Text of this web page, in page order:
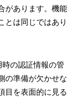
があります。機能
とは同じではあり
の認証情報の管
の準備が欠かせな
目を表面的に見る